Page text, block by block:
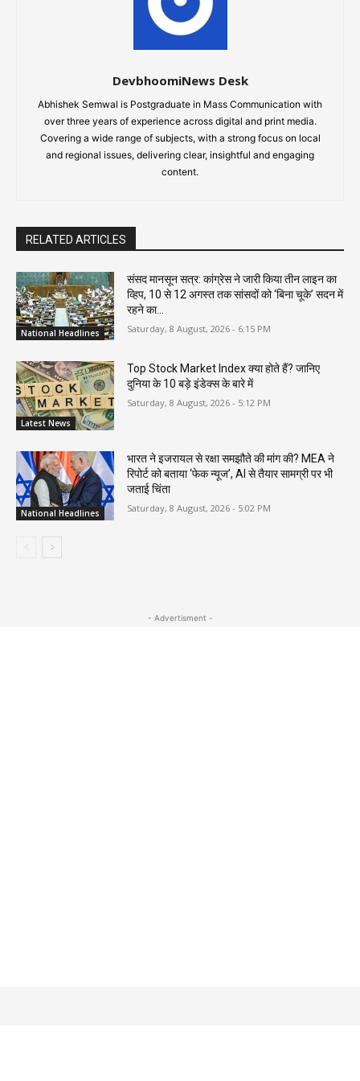
DevbhoomiNews Desk
Abhishek Semwal is Postgraduate in Mass Communication with
over three years of experience across digital and print media.
Covering a wide range of subjects, with a strong focus on local
and regional issues, delivering clear, insightful and engaging
content.
RELATED ARTICLES
National Headlines
संसद मानसून सत्र: कांग्रेस ने जारी किया तीन लाइन का
व्हिप, 10 से 12 अगस्त तक सांसदों को ‘बिना चूके’ सदन में
रहने का...
Saturday, 8 August, 2026 - 6:15 PM
Latest News
Top Stock Market Index क्या होते हैं? जानिए
दुनिया के 10 बड़े इंडेक्स के बारे में
Saturday, 8 August, 2026 - 5:12 PM
National Headlines
भारत ने इजरायल से रक्षा समझौते की मांग की? MEA ने
रिपोर्ट को बताया ‘फेक न्यूज’, AI से तैयार सामग्री पर भी
जताई चिंता
Saturday, 8 August, 2026 - 5:02 PM
- Advertisment -